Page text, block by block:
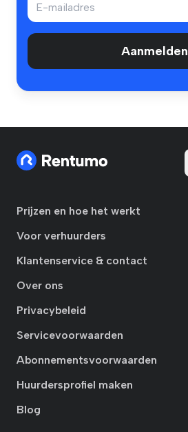
Aanmelden
Prijzen en hoe het werkt
Voor verhuurders
Klantenservice & contact
Over ons
Privacybeleid
Servicevoorwaarden
Abonnementsvoorwaarden
Huurdersprofiel maken
Blog